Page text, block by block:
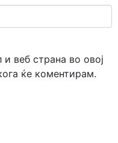
веб страна во овој
ќе коментирам.